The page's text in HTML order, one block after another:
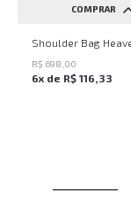
COMPRAR
UN
R$ 698 00
6x de R$ 116 33